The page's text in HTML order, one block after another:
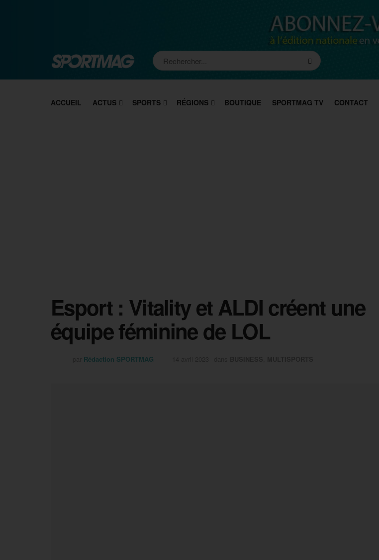
ACCUEIL ACTUS SPORTS RÉGIONS BOUTIQUE SPORTMAG TV CONTACT
Esport : Vitality et ALDI créent une
équipe féminine de LOL
Rédaction SPORTMAG